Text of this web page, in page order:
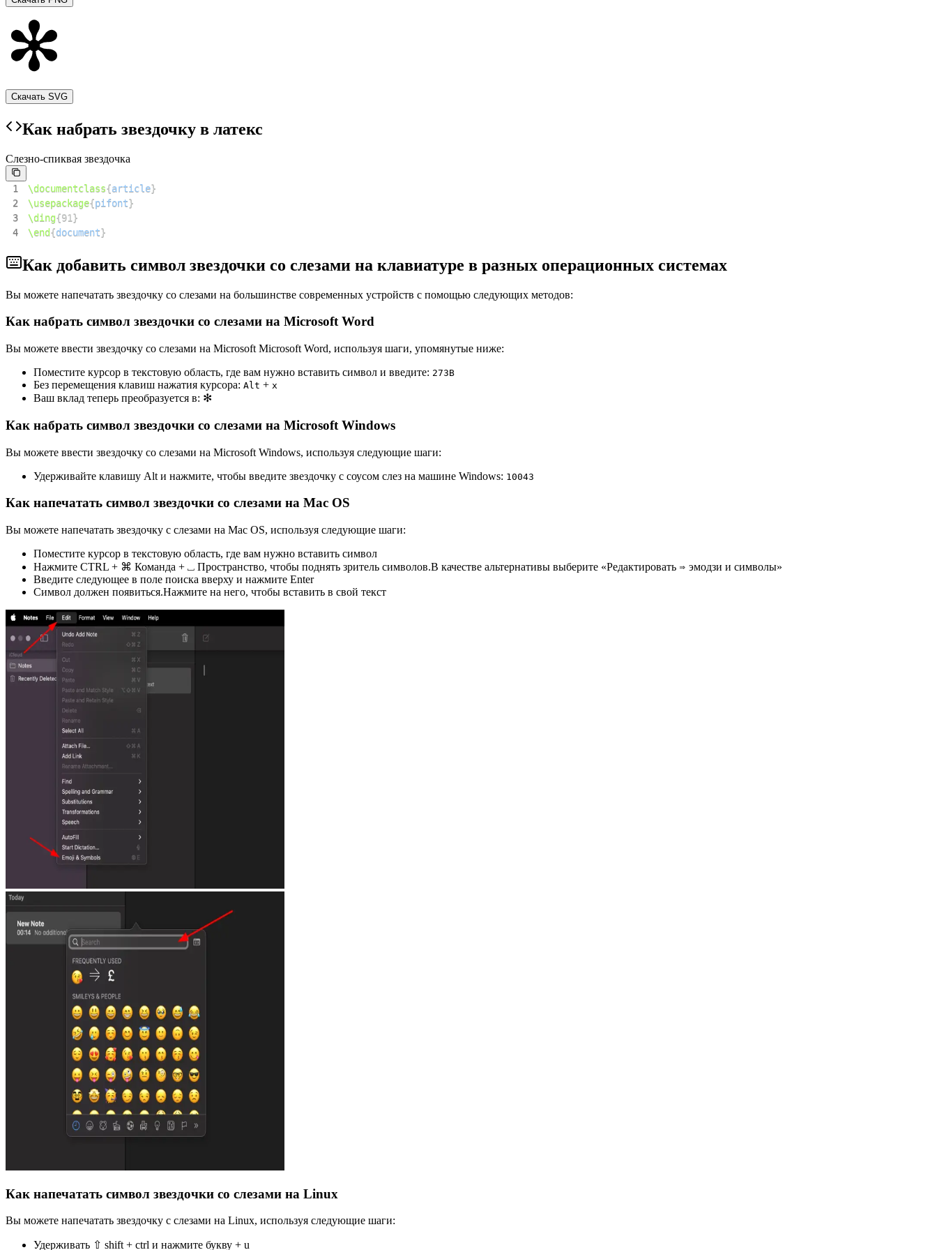
Скачать SVG
Как набрать звездочку в латекс
Слезно-спиквая звездочка
1 \documentclass{article}
2
\usepackage{pifont}
3
\ding{91}
4
\end{document}
Как добавить символ звездочки со слезами на клавиатуре в разных операционных системах
Вы можете напечатать звездочку со слезами на большинстве современных устройств с помощью следующих методов:
Как набрать символ звездочки со слезами на Microsoft Word
Вы можете ввести звездочку со слезами на Microsoft Microsoft Word, используя шаги, упомянутые ниже:
Поместите курсор в текстовую область, где вам нужно вставить символ и введите: 273B
Без перемещения клавиш нажатия курсора: Alt + x
Ваш вклад теперь преобразуется в: ✻
Как набрать символ звездочки со слезами на Microsoft Windows
Вы можете ввести звездочку со слезами на Microsoft Windows, используя следующие шаги:
Удерживайте клавишу Alt и нажмите, чтобы введите звездочку с соусом слез на машине Windows: 1 0043
Как напечатать символ звездочки со слезами на Mac OS
Вы можете напечатать звездочку с слезами на Mac OS, используя следующие шаги:
Поместите курсор в текстовую область, где вам нужно вставить символ
Нажмите CTRL + ⌘ Команда + ⎵ Пространство, чтобы поднять зритель символов.В качестве альтернативы выберите «Редактировать ⇒ эмодзи и символы»
Введите следующее в поле поиска вверху и нажмите Enter
Символ должен появиться.Нажмите на него, чтобы вставить в свой текст
Как напечатать символ звездочки со слезами на Linux
Вы можете напечатать звездочку с слезами на Linux, используя следующие шаги:
Удерживать ⇧ shift + ctrl и нажмите букву + u